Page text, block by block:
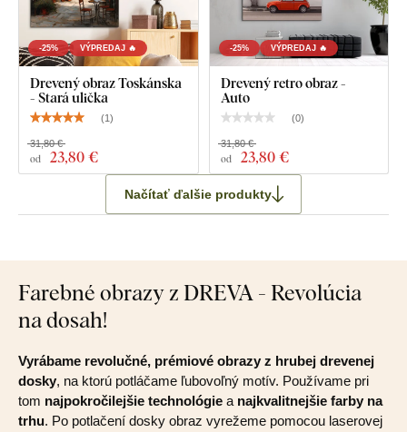
-25% VÝPREDAJ 🔥
Drevený obraz Toskánska
- Stará ulička
(1)
od 23,80 €
31,80 €
-25% VÝPREDAJ 🔥
Drevený retro obraz -
Auto
(0)
od 23,80 €
31,80 €
Načítať ďalšie produkty
Farebné obrazy z DREVA - Revolúcia
na dosah!
Vyrábame revolučné, prémiové obrazy z hrubej drevenej
dosky, na ktorú potláčame ľubovoľný motív. Používame pri
tom najpokročilejšie technológie a najkvalitnejšie farby na
trhu. Po potlačení dosky obraz vyrežeme pomocou laserovej